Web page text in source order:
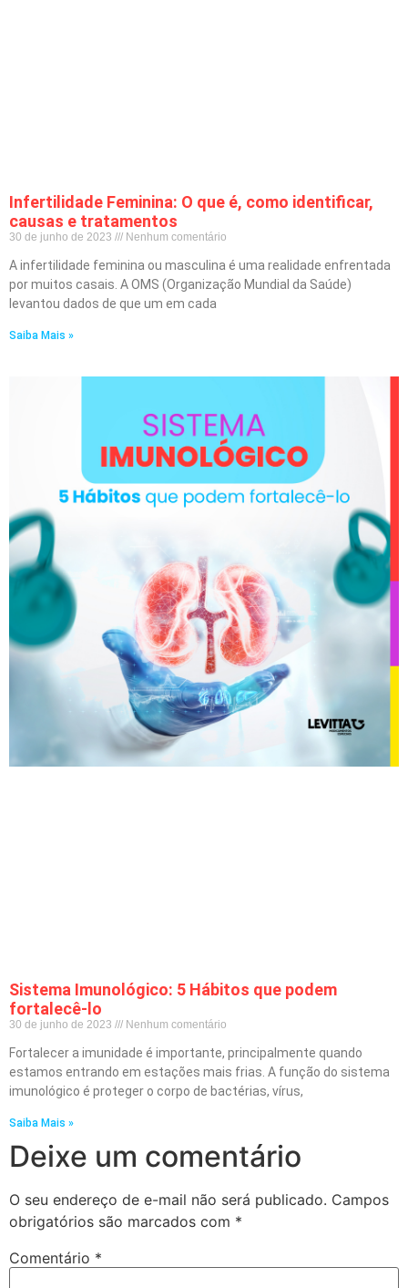
Infertilidade Feminina: O que é, como identificar,
causas e tratamentos
30 de junho de 2023 Nenhum comentário
A infertilidade feminina ou masculina é uma realidade enfrentada
por muitos casais. A OMS (Organização Mundial da Saúde)
levantou dados de que um em cada
Saiba Mais »
Sistema Imunológico: 5 Hábitos que podem
fortalecê-lo
30 de junho de 2023 Nenhum comentário
Fortalecer a imunidade é importante, principalmente quando
estamos entrando em estações mais frias. A função do sistema
imunológico é proteger o corpo de bactérias, vírus,
Saiba Mais »
Deixe um comentário
O seu endereço de e-mail não será publicado. Campos
obrigatórios são marcados com *
Comentário *